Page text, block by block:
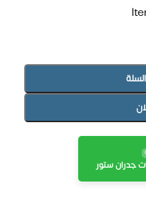
جدران ستور